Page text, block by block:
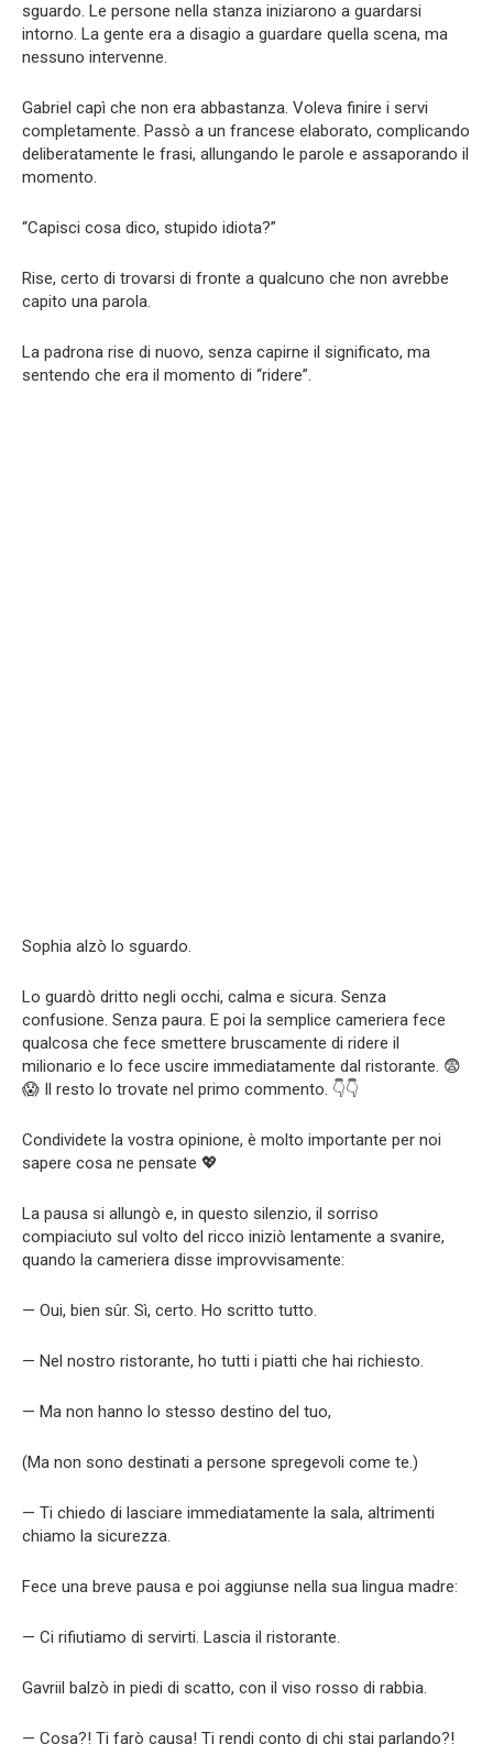
sguardo. Le persone nella stanza iniziarono a guardarsi
intorno. La gente era a disagio a guardare quella scena, ma
nessuno intervenne.
Gabriel capì che non era abbastanza. Voleva finire i servi
completamente. Passò a un francese elaborato, complicando
deliberatamente le frasi, allungando le parole e assaporando il
momento.
“Capisci cosa dico, stupido idiota?”
Rise, certo di trovarsi di fronte a qualcuno che non avrebbe
capito una parola.
La padrona rise di nuovo, senza capirne il significato, ma
sentendo che era il momento di “ridere”.
Sophia alzò lo sguardo.
Lo guardò dritto negli occhi, calma e sicura. Senza
confusione. Senza paura. E poi la semplice cameriera fece
qualcosa che fece smettere bruscamente di ridere il
milionario e lo fece uscire immediatamente dal ristorante. 😨
😱 Il resto lo trovate nel primo commento. 👇👇
Condividete la vostra opinione, è molto importante per noi
sapere cosa ne pensate 💖
La pausa si allungò e, in questo silenzio, il sorriso
compiaciuto sul volto del ricco iniziò lentamente a svanire,
quando la cameriera disse improvvisamente:
— Oui, bien sûr. Sì, certo. Ho scritto tutto.
— Nel nostro ristorante, ho tutti i piatti che hai richiesto.
— Ma non hanno lo stesso destino del tuo,
(Ma non sono destinati a persone spregevoli come te.)
— Ti chiedo di lasciare immediatamente la sala, altrimenti
chiamo la sicurezza.
Fece una breve pausa e poi aggiunse nella sua lingua madre:
— Ci rifiutiamo di servirti. Lascia il ristorante.
Gavriil balzò in piedi di scatto, con il viso rosso di rabbia.
— Cosa?! Ti farò causa! Ti rendi conto di chi stai parlando?!